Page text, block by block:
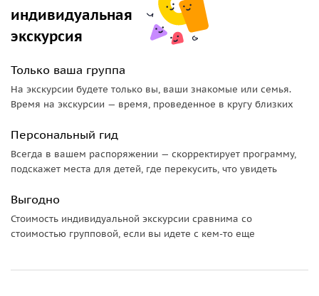
Важная информация:
Важно: при посещении монастырей женщины покрывают
брюках (в шортах в монастырь не допускаются).
индивидуальная
экскурсия
Только ваша группа
На экскурсии будете только вы, ваши знакомые или семья.
Время на экскурсии — время, проведенное в кругу близких
Персональный гид
Всегда в вашем распоряжении — скорректирует программу,
подскажет места для детей, где перекусить, что увидеть
Выгодно
Стоимость индивидуальной экскурсии сравнима со
стоимостью групповой, если вы идете с кем-то еще